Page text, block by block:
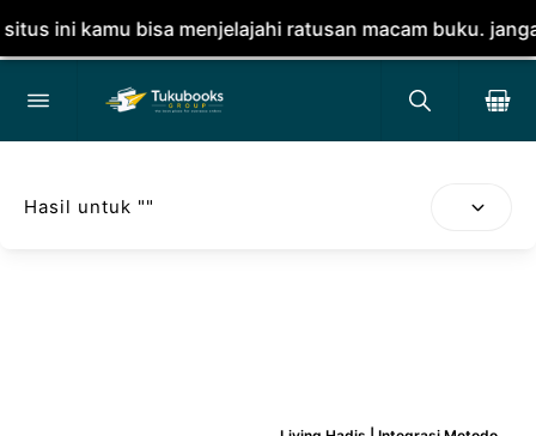
ini kamu bisa menjelajahi ratusan macam buku. jangan
Hasil untuk ""